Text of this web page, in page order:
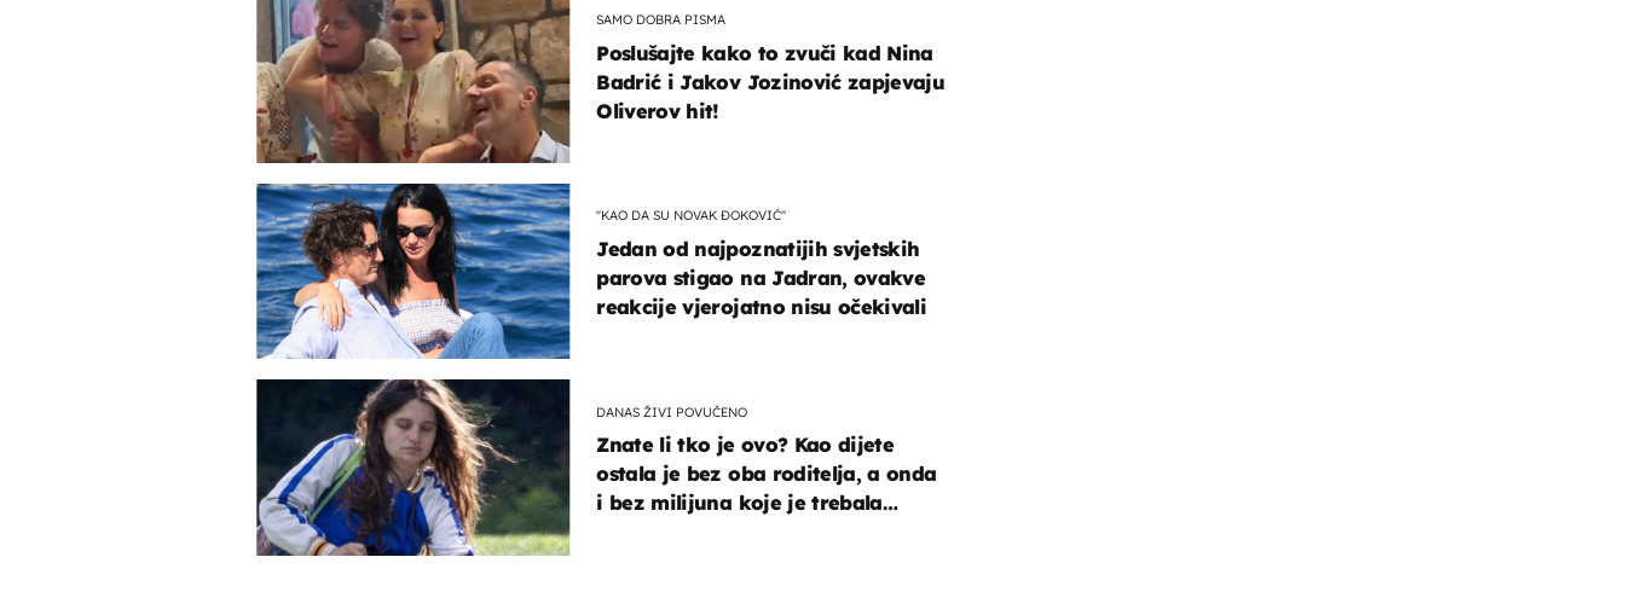
SAMO DOBRA PISMA
Poslušajte kako to zvuči kad Nina
Badrić i Jakov Jozinović zapjevaju
Oliverov hit!
"KAO DA SU NOVAK ĐOKOVIĆ"
Jedan od najpoznatijih svjetskih
parova stigao na Jadran, ovakve
reakcije vjerojatno nisu očekivali
DANAS ŽIVI POVUČENO
Znate li tko je ovo? Kao dijete
ostala je bez oba roditelja, a onda
i bez milijuna koje je trebala